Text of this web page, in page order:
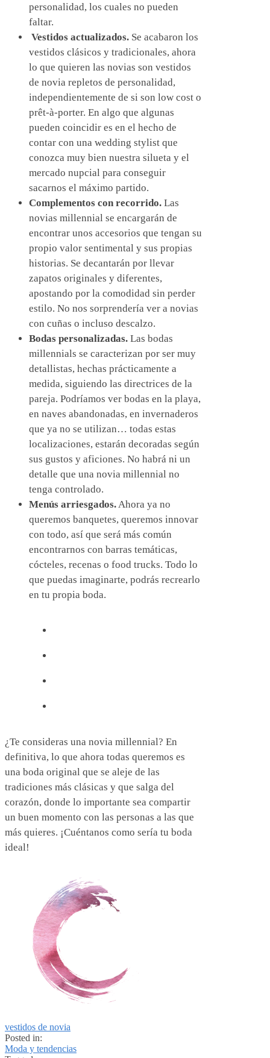
personalidad, los cuales no pueden
faltar.
Vestidos actualizados. Se acabaron los
vestidos clásicos y tradicionales, ahora
lo que quieren las novias son vestidos
de novia repletos de personalidad,
independientemente de si son low cost o
prêt-à-porter. En algo que algunas
pueden coincidir es en el hecho de
contar con una wedding stylist que
conozca muy bien nuestra silueta y el
mercado nupcial para conseguir
sacarnos el máximo partido.
Complementos con recorrido. Las
novias millennial se encargarán de
encontrar unos accesorios que tengan su
propio valor sentimental y sus propias
historias. Se decantarán por llevar
zapatos originales y diferentes,
apostando por la comodidad sin perder
estilo. No nos sorprendería ver a novias
con cuñas o incluso descalzo.
Bodas personalizadas. Las bodas
millennials se caracterizan por ser muy
detallistas, hechas prácticamente a
medida, siguiendo las directrices de la
pareja. Podríamos ver bodas en la playa,
en naves abandonadas, en invernaderos
que ya no se utilizan… todas estas
localizaciones, estarán decoradas según
sus gustos y aficiones. No habrá ni un
detalle que una novia millennial no
tenga controlado.
Menús arriesgados. Ahora ya no
queremos banquetes, queremos innovar
con todo, así que será más común
encontrarnos con barras temáticas,
cócteles, recenas o food trucks. Todo lo
que puedas imaginarte, podrás recrearlo
en tu propia boda.
¿Te consideras una novia millennial? En
definitiva, lo que ahora todas queremos es
una boda original que se aleje de las
tradiciones más clásicas y que salga del
corazón, donde lo importante sea compartir
un buen momento con las personas a las que
más quieres. ¡Cuéntanos como sería tu boda
ideal!
vestidos de novia
Posted in:
Moda y tendencias